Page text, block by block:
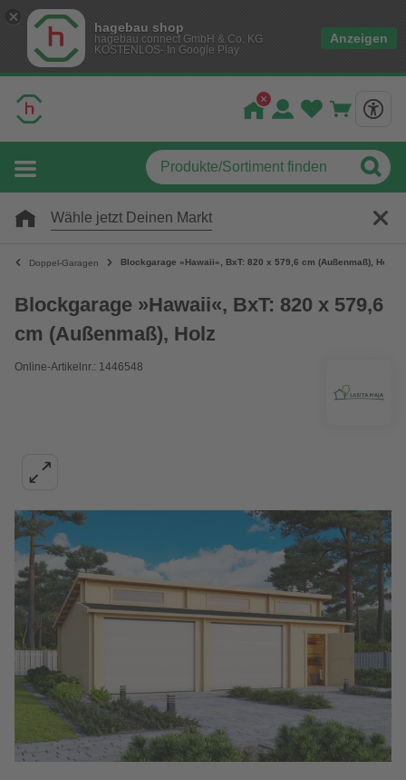
hagebau shop
hagebau connect GmbH & Co. KG
KOSTENLOS- In Google Play
Anzeigen
Wähle jetzt Deinen Markt
Doppel-Garagen Blockgarage »Hawaii«, BxT: 820 x 579,6 cm (Außenmaß), Holz
Blockgarage »Hawaii«, BxT: 820 x 579,6
cm (Außenmaß), Holz
Online-Artikelnr.: 1446548